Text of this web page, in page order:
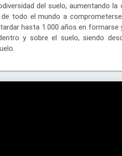
del suelo, aumentando
todo el mundo a
hasta 1.000 años en
y sobre el suelo, siendo